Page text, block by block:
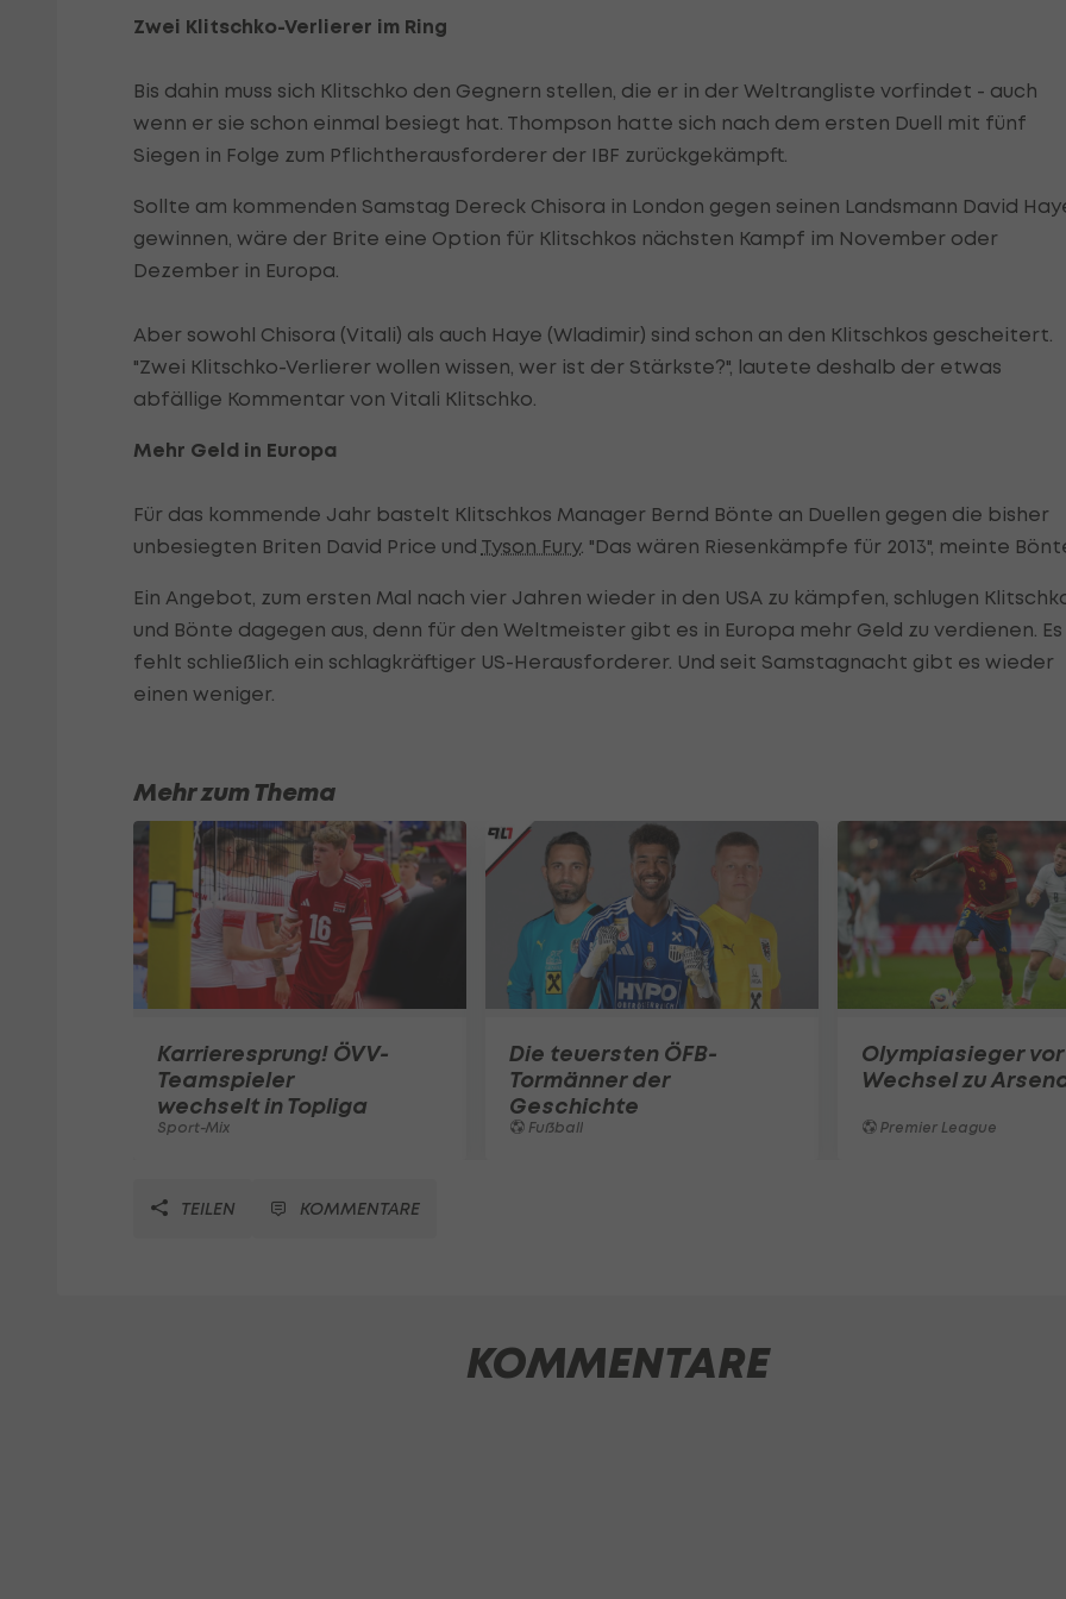
Zwei Klitschko-Verlierer im Ring
Bis dahin muss sich Klitschko den Gegnern stellen, die er in der Weltrangliste vorfindet - auch
wenn er sie schon einmal besiegt hat. Thompson hatte sich nach dem ersten Duell mit fünf
Siegen in Folge zum Pflichtherausforderer der IBF zurückgekämpft.
Sollte am kommenden Samstag Dereck Chisora in London gegen seinen Landsmann David
gewinnen, wäre der Brite eine Option für Klitschkos nächsten Kampf im November oder
Dezember in Europa.
Aber sowohl Chisora (Vitali) als auch Haye (Wladimir) sind schon an den Klitschkos gescheitert.
"Zwei Klitschko-Verlierer wollen wissen, wer ist der Stärkste?", lautete deshalb der etwas
abfällige Kommentar von Vitali Klitschko.
Mehr Geld in Europa
Für das kommende Jahr bastelt Klitschkos Manager Bernd Bönte an Duellen gegen die bisher
unbesiegten Briten David Price und Tyson Fury. "Das wären Riesenkämpfe für 2013", meinte
Ein Angebot, zum ersten Mal nach vier Jahren wieder in den USA zu kämpfen, schlugen
und Bönte dagegen aus, denn für den Weltmeister gibt es in Europa mehr Geld zu verdienen. Es
fehlt schließlich ein schlagkräftiger US-Herausforderer. Und seit Samstagnacht gibt es wieder
einen weniger.
Mehr zum Thema
Karrieresprung! ÖVV-
Teamspieler
wechselt in Topliga
Sport-Mix
Die teuersten ÖFB-
Tormänner der
Geschichte
Fußball
Olympiasieger vor
Wechsel zu
Premier League
TEILEN KOMMENTARE
KOMMENTARE